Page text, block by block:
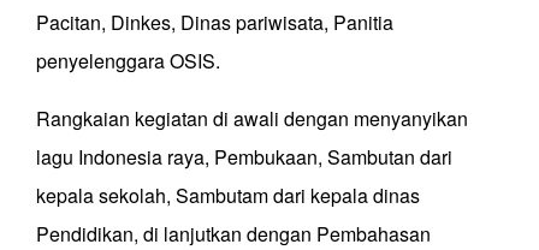
Pacitan, Dinkes, Dinas pariwisata, Panitia
penyelenggara OSIS.
Rangkaian kegiatan di awali dengan menyanyikan
lagu Indonesia raya, Pembukaan, Sambutan dari
kepala sekolah, Sambutam dari kepala dinas
Pendidikan, di lanjutkan dengan Pembahasan